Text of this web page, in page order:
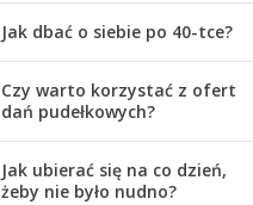
Jak dbać o siebie po 40-tce?
Czy warto korzystać z ofert
dań pudełkowych?
Jak ubierać się na co dzień,
żeby nie było nudno?